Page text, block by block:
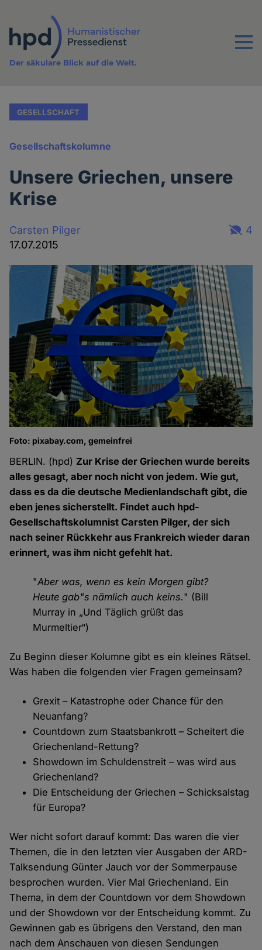
Inhalt
Menu
Der säkulare Blick auf die Welt.
GESELLSCHAFT
Gesellschaftskolumne
Unsere Griechen, unsere
Krise
Carsten Pilger
17.07.2015
4
Foto: pixabay.com, gemeinfrei
BERLIN. (hpd) Zur Krise der Griechen wurde bereits
alles gesagt, aber noch nicht von jedem. Wie gut,
dass es da die deutsche Medienlandschaft gibt, die
eben jenes sicherstellt. Findet auch hpd-
Gesellschaftskolumnist Carsten Pilger, der sich
nach seiner Rückkehr aus Frankreich wieder daran
erinnert, was ihm nicht gefehlt hat.
"Aber was, wenn es kein Morgen gibt?
Heute gab"s nämlich auch keins." (Bill
Murray in „Und Täglich grüßt das
Murmeltier“)
Zu Beginn dieser Kolumne gibt es ein kleines Rätsel.
Was haben die folgenden vier Fragen gemeinsam?
Grexit – Katastrophe oder Chance für den
Neuanfang?
Countdown zum Staatsbankrott – Scheitert die
Griechenland-Rettung?
Showdown im Schuldenstreit – was wird aus
Griechenland?
Die Entscheidung der Griechen – Schicksalstag
für Europa?
Wer nicht sofort darauf kommt: Das waren die vier
Themen, die in den letzten vier Ausgaben der ARD-
Talksendung Günter Jauch vor der Sommerpause
besprochen wurden. Vier Mal Griechenland. Ein
Thema, in dem der Countdown vor dem Showdown
und der Showdown vor der Entscheidung kommt. Zu
Gewinnen gab es übrigens den Verstand, den man
nach dem Anschauen von diesen Sendungen